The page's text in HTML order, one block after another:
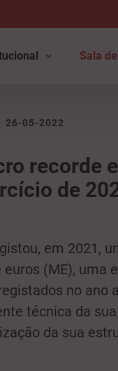
Sala
26-05-2022
recorde
de
em 2021,
(ME), uma
no ano
técnica da
da sua